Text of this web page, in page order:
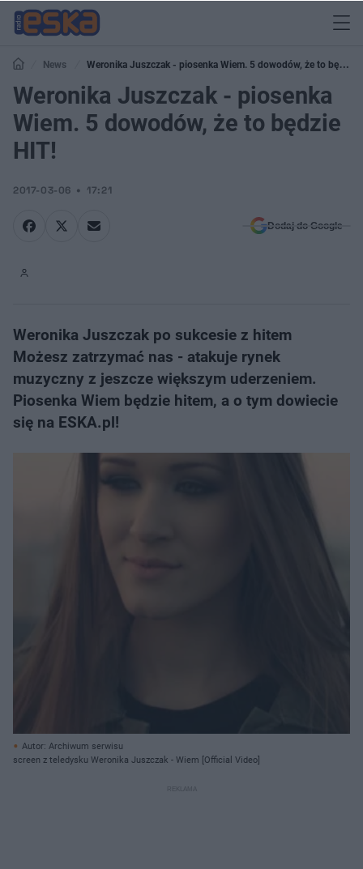
News
Weronika Juszczak - piosenka Wiem. 5 dowodów, że to będzie
HIT!
Weronika Juszczak - piosenka
Wiem. 5 dowodów, że to będzie
HIT!
2017-03-06 17:21
Dodaj do Google
Weronika Juszczak po sukcesie z hitem
Możesz zatrzymać nas - atakuje rynek
muzyczny z jeszcze większym uderzeniem.
Piosenka Wiem będzie hitem, a o tym dowiecie
się na ESKA.pl!
Autor: Archiwum serwisu
screen z teledysku Weronika Juszczak - Wiem [Official Video]